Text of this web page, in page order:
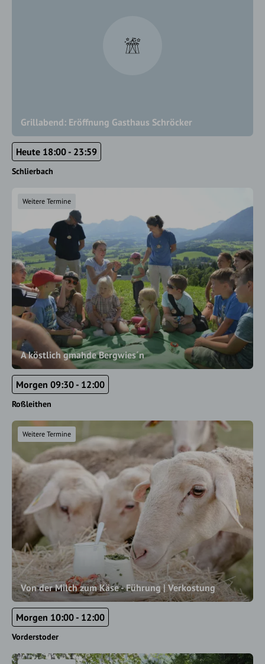
Grillabend: Eröffnung Gasthaus Schröcker
Heute 18:00 - 23:59
Schlierbach
A köstlich gmahde Bergwies´n
Weitere Termine
Morgen 09:30 - 12:00
Roßleithen
Von der Milch zum Käse - Führung | Verkostung
Weitere Termine
Morgen 10:00 - 12:00
Vorderstoder